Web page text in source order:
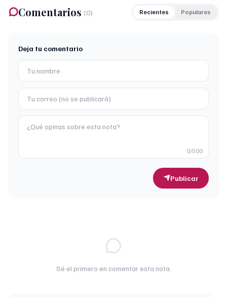
Comentarios (0) Recientes Populares
Deja tu comentario
0/500
Publicar
Sé el primero en comentar esta nota.